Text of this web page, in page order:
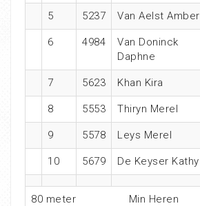
5 5237 Van Aelst Amber
6 4984
Van Doninck
Daphne
7 5623 Khan Kira
8 5553 Thiryn Merel
9 5578 Leys Merel
10 5679 De Keyser Kathy
80 meter Min Heren